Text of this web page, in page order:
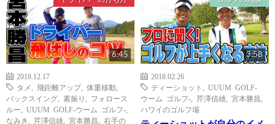
6:45
2018.12.17
タメ
飛距離アップ, 体重移動
バックスイング
素振り
フォロース
ルー
UUUM GOLF-ウーム ゴルフ-
なみき
芹澤信雄 宮本勝昌
右手の
3:58
2018.02.26
ティーショット
UUUM GOLF-
ウーム ゴルフ-
芹澤信雄 宮本勝昌
ハワイのゴルフ場